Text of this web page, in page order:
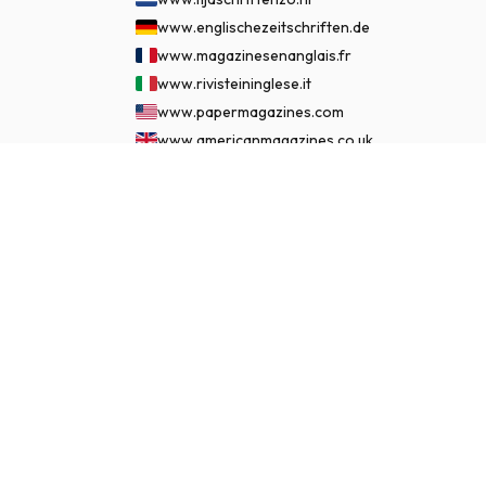
www.englischezeitschriften.de
www.magazinesenanglais.fr
www.rivisteininglese.it
www.papermagazines.com
www.americanmagazines.co.uk